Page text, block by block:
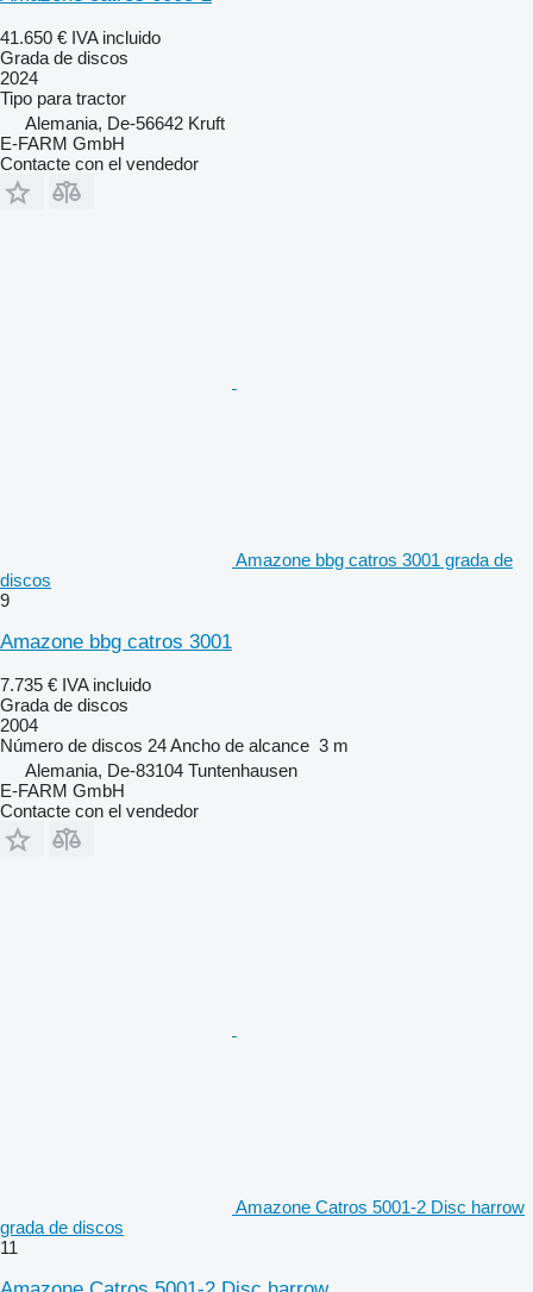
41.650 € IVA incluido
Grada de discos
2024
Tipo para tractor
Alemania, De-56642 Kruft
E-FARM GmbH
Contacte con el vendedor
Amazone bbg catros 3001 grada de
discos
9
Amazone bbg catros 3001
7.735 € IVA incluido
Grada de discos
2004
Número de discos 24Ancho de alcance 3 m
Alemania, De-83104 Tuntenhausen
E-FARM GmbH
Contacte con el vendedor
Amazone Catros 5001-2 Disc harrow
grada de discos
11